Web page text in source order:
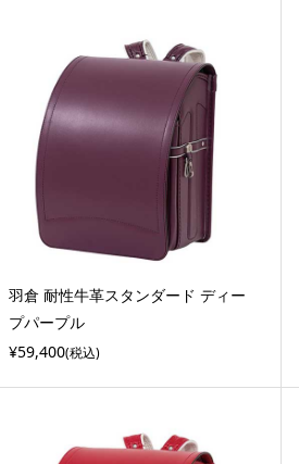
羽倉 耐性牛革スタンダード ディー
プパープル
¥59,400(税込)